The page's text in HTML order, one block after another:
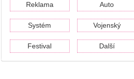
Reklama Auto
Systém Vojenský
Festival Další